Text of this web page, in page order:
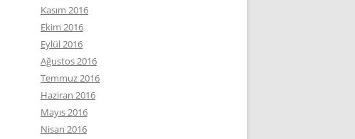
Kasım 2016
Ekim 2016
Eylül 2016
Ağustos 2016
Temmuz 2016
Haziran 2016
Mayıs 2016
Nisan 2016